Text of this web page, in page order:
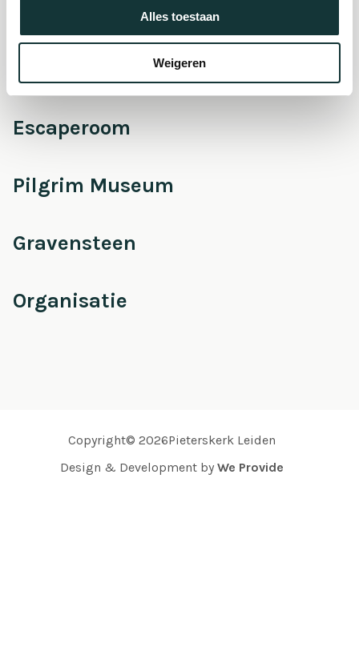
Alles toestaan
Weigeren
Escaperoom
Pilgrim Museum
Gravensteen
Organisatie
Copyright© 2026Pieterskerk Leiden
Design & Development by We Provide